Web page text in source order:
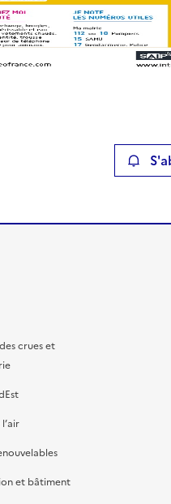
dans le presse-papier
crues et
et bâtiment